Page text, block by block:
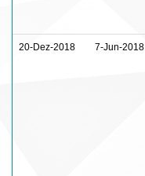
20-Dez-2018 7-Jun-2018